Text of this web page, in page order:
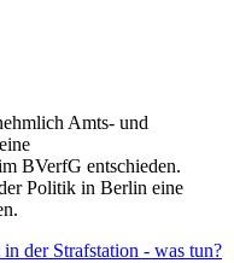
Amts- und
BVerfG entschieden.
Politik in Berlin eine
der Strafstation - was tun?